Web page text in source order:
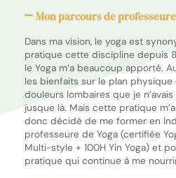
Mon parcours de
Dans ma vision, le yoga est
pratique cette discipline depuis
le Yoga m’a beaucoup apporté.
les bienfaits sur le plan
douleurs lombaires que je
jusque là. Mais cette pratique
donc décidé de me former en
professeure de Yoga (certifiée
Multi-style + 100H Yin Yoga) et
pratique qui continue à me